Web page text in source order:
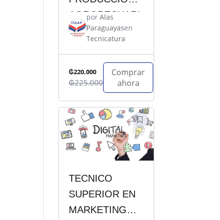
AGROPECUARI
A
porAlas
Paraguayasen
Tecnicatura
₲220.000
₲225.000
Comprar
ahora
TECNICO
SUPERIOR EN
MARKETING